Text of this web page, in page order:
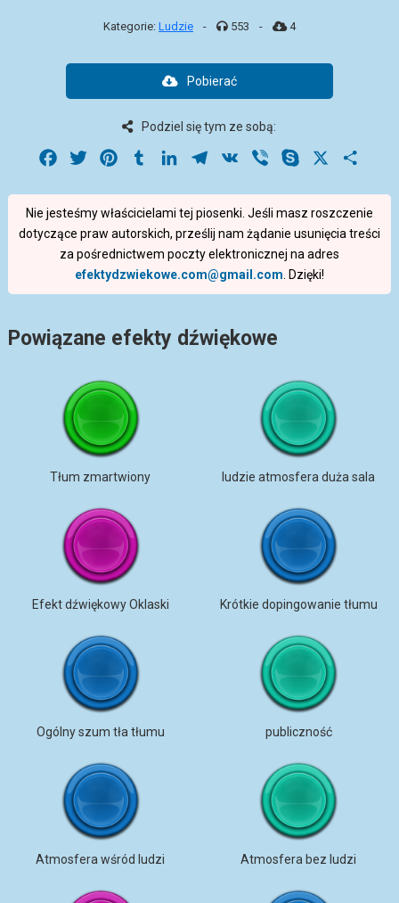
Kategorie: Ludzie - 553 - 4
Pobierać
Podziel się tym ze sobą:
Facebook
Twitter PinterestTumblrLinkedInTelegram
VK Viber Skype
Nie jesteśmy właścicielami tej piosenki. Jeśli masz roszczenie
dotyczące praw autorskich, prześlij nam żądanie usunięcia treści
za pośrednictwem poczty elektronicznej na adres
efektydzwiekowe.com@gmail.com . Dzięki!
Powiązane efekty dźwiękowe
Tłum zmartwiony ludzie atmosfera duża sala
Efekt dźwiękowy Oklaski Krótkie dopingowanie tłumu
Ogólny szum tła tłumu publiczność
Atmosfera wśród ludzi Atmosfera bez ludzi